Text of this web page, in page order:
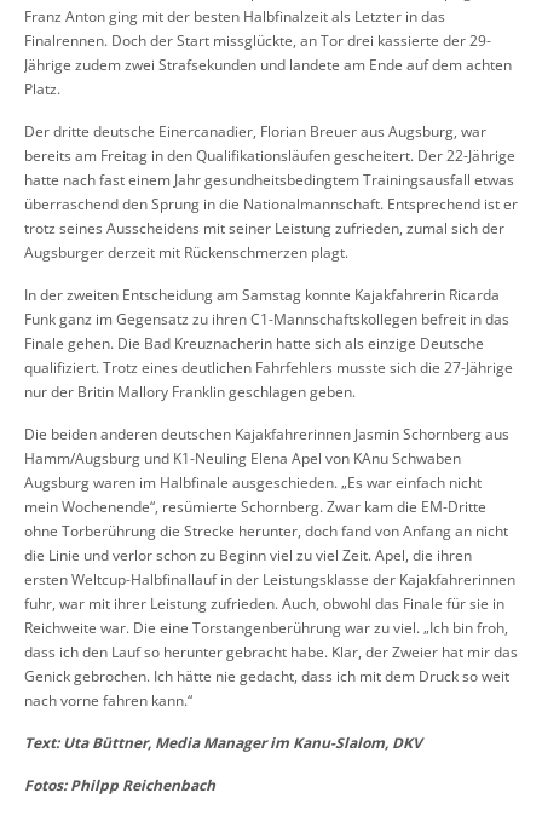
Franz Anton ging mit der besten Halbfinalzeit als Letzter in das
Finalrennen. Doch der Start missglückte, an Tor drei kassierte der 29-
Jährige zudem zwei Strafsekunden und landete am Ende auf dem achten
Platz.
Der dritte deutsche Einercanadier, Florian Breuer aus Augsburg, war
bereits am Freitag in den Qualifikationsläufen gescheitert. Der 22-Jährige
hatte nach fast einem Jahr gesundheitsbedingtem Trainingsausfall etwas
überraschend den Sprung in die Nationalmannschaft. Entsprechend ist er
trotz seines Ausscheidens mit seiner Leistung zufrieden, zumal sich der
Augsburger derzeit mit Rückenschmerzen plagt.
In der zweiten Entscheidung am Samstag konnte Kajakfahrerin Ricarda
Funk ganz im Gegensatz zu ihren C1-Mannschaftskollegen befreit in das
Finale gehen. Die Bad Kreuznacherin hatte sich als einzige Deutsche
qualifiziert. Trotz eines deutlichen Fahrfehlers musste sich die 27-Jährige
nur der Britin Mallory Franklin geschlagen geben.
Die beiden anderen deutschen Kajakfahrerinnen Jasmin Schornberg aus
Hamm/Augsburg und K1-Neuling Elena Apel von KAnu Schwaben
Augsburg waren im Halbfinale ausgeschieden. „Es war einfach nicht
mein Wochenende“, resümierte Schornberg. Zwar kam die EM-Dritte
ohne Torberührung die Strecke herunter, doch fand von Anfang an nicht
die Linie und verlor schon zu Beginn viel zu viel Zeit. Apel, die ihren
ersten Weltcup-Halbfinallauf in der Leistungsklasse der Kajakfahrerinnen
fuhr, war mit ihrer Leistung zufrieden. Auch, obwohl das Finale für sie in
Reichweite war. Die eine Torstangenberührung war zu viel. „Ich bin froh,
dass ich den Lauf so herunter gebracht habe. Klar, der Zweier hat mir das
Genick gebrochen. Ich hätte nie gedacht, dass ich mit dem Druck so weit
nach vorne fahren kann.“
Text: Uta Büttner, Media Manager im Kanu-Slalom, DKV
Fotos: Philpp Reichenbach